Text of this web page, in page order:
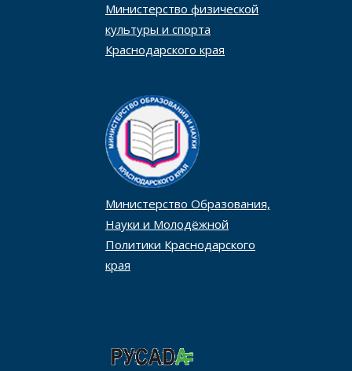
Министерство физической
культуры и спорта
Краснодарского края
Министерство Образования,
Науки и Молодёжной
Политики Краснодарского
края